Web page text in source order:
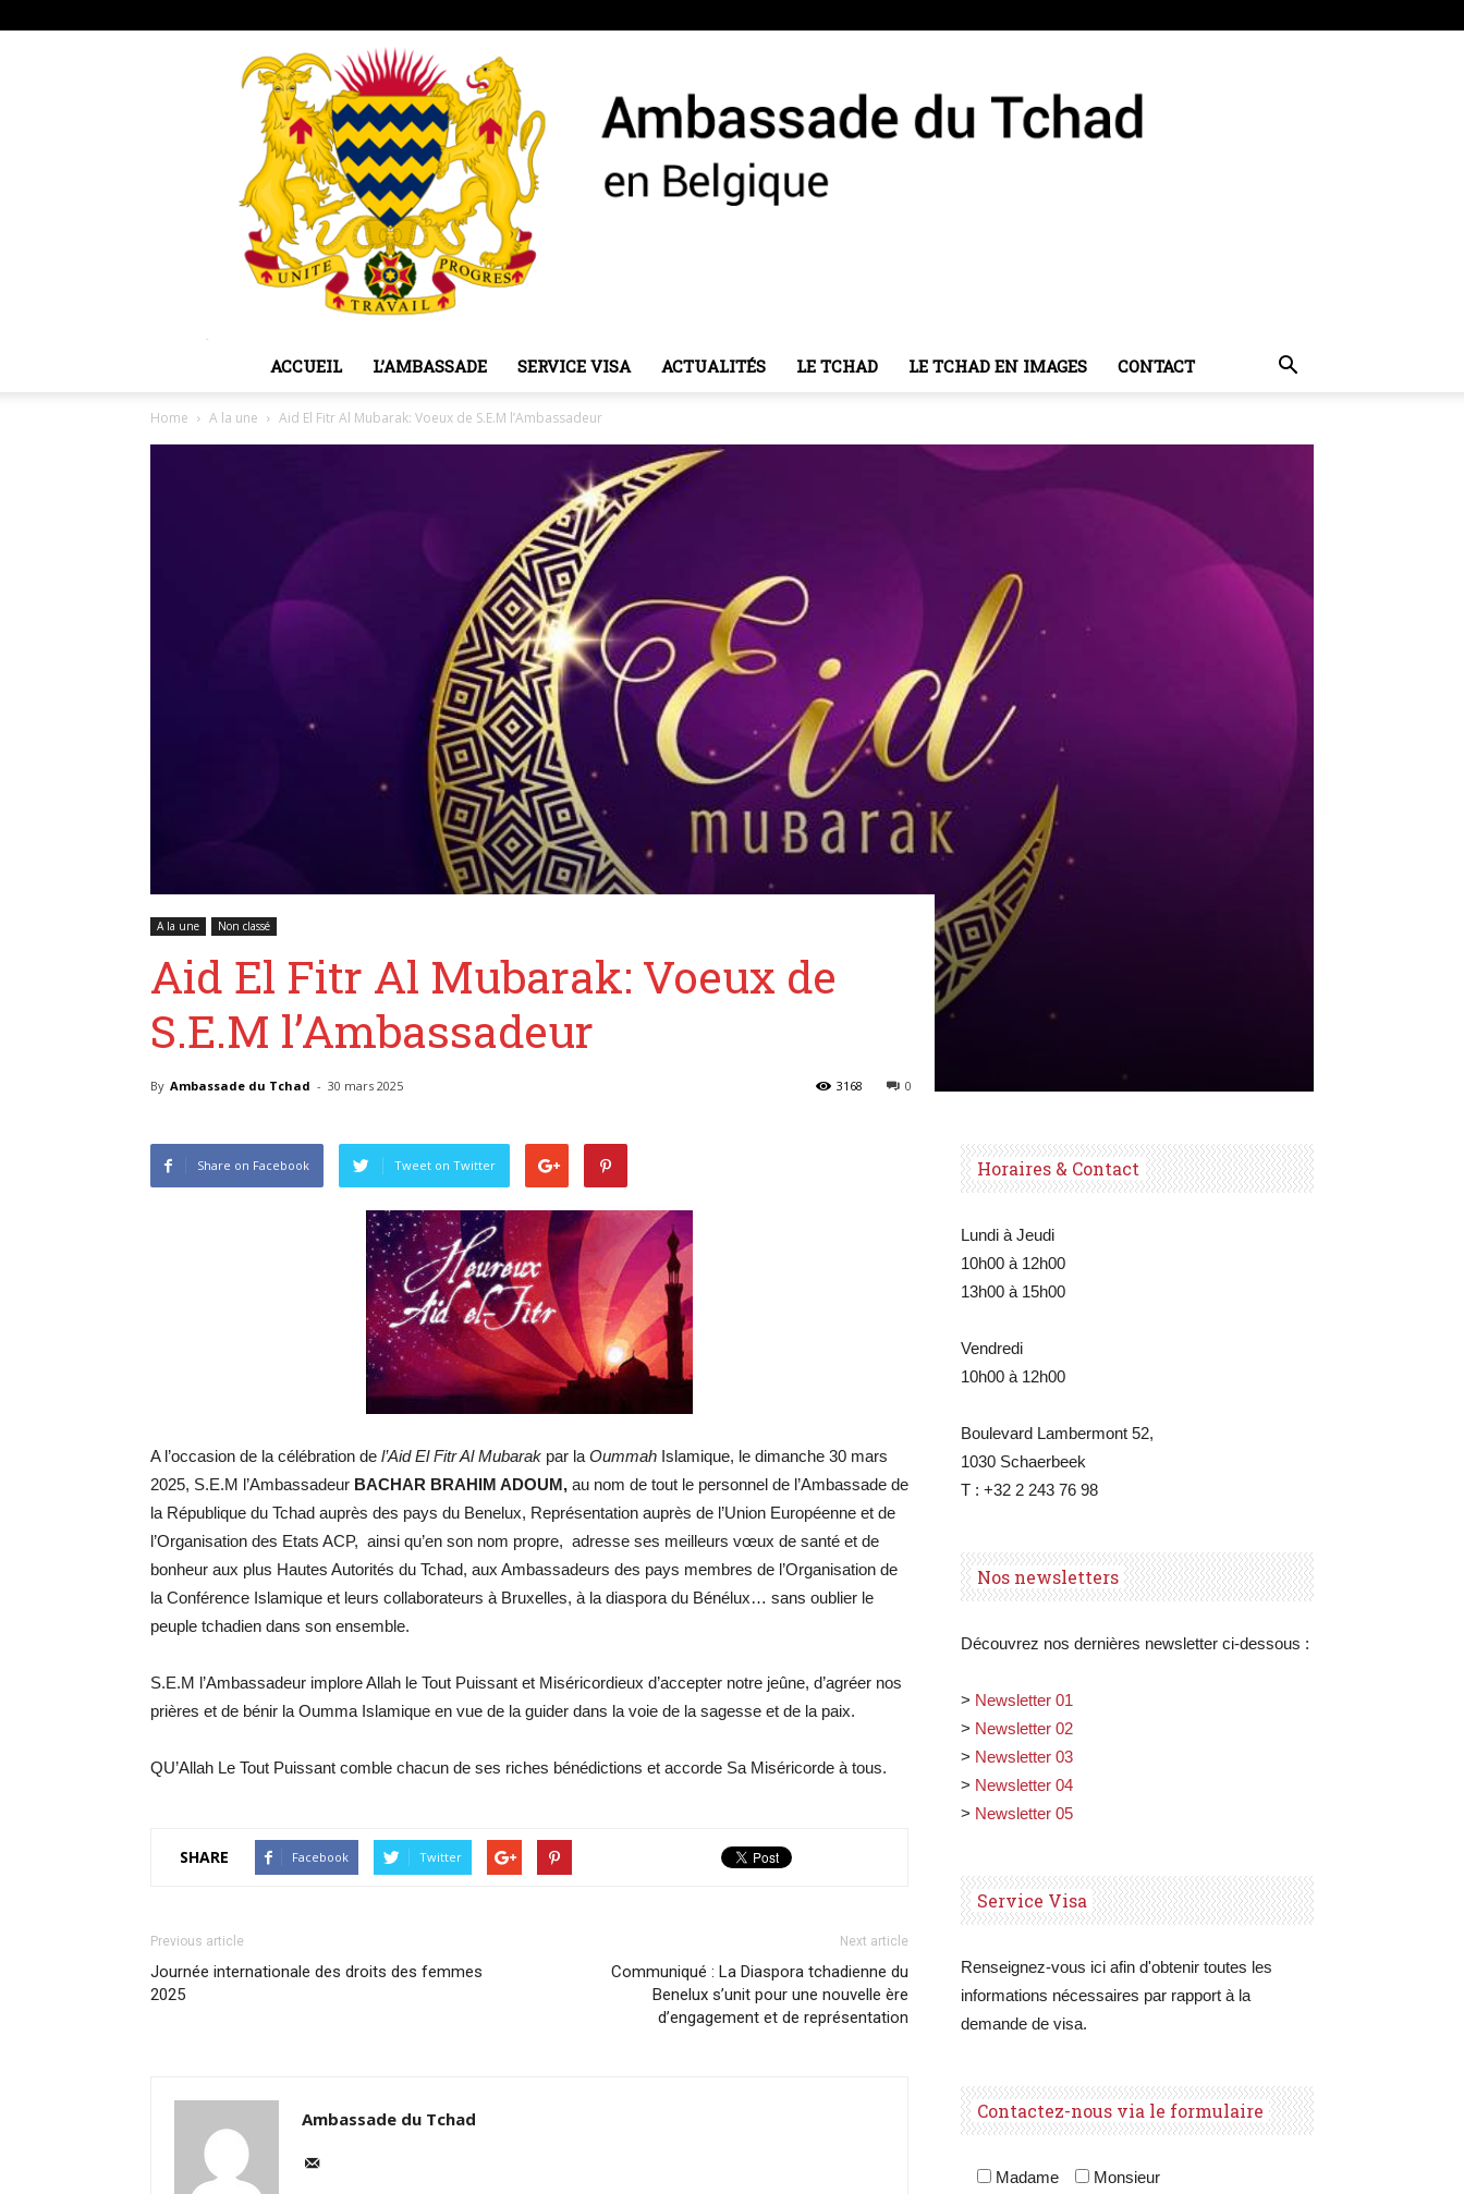
de
Belgique
ACCUEIL L’AMBASSADE SERVICE VISA ACTUALITÉS LE TCHAD LE TCHAD EN IMAGES CONTACT
Home A la une Aid El Fitr Al Mubarak: Voeux de S.E.M l’Ambassadeur
A la une Non classé
Aid El Fitr Al Mubarak: Voeux de
S.E.M l’Ambassadeur
By Ambassade du Tchad - 30 mars 2025 0
3168
Share on Facebook Tweet on Twitter
A l’occasion de la célébration de l’Aid El Fitr Al Mubarak par la Oummah Islamique, le dimanche 30 mars
2025, S.E.M l’Ambassadeur BACHAR BRAHIM ADOUM, au nom de tout le personnel de l’Ambassade de
la République du Tchad auprès des pays du Benelux, Représentation auprès de l’Union Européenne et de
l’Organisation des Etats ACP, ainsi qu’en son nom propre, adresse ses meilleurs vœux de santé et de
bonheur aux plus Hautes Autorités du Tchad, aux Ambassadeurs des pays membres de l’Organisation de
la Conférence Islamique et leurs collaborateurs à Bruxelles, à la diaspora du Bénélux… sans oublier le
peuple tchadien dans son ensemble.
S.E.M l’Ambassadeur implore Allah le Tout Puissant et Miséricordieux d’accepter notre jeûne, d’agréer nos
prières et de bénir la Oumma Islamique en vue de la guider dans la voie de la sagesse et de la paix.
QU’Allah Le Tout Puissant comble chacun de ses riches bénédictions et accorde Sa Miséricorde à tous.
SHARE Facebook Twitter
Previous article
Journée internationale des droits des femmes
2025
Next article
Communiqué : La Diaspora tchadienne du
Benelux s’unit pour une nouvelle ère
d’engagement et de représentation
Ambassade du Tchad
Horaires & Contact
Lundi à Jeudi
10h00 à 12h00
13h00 à 15h00
Vendredi
10h00 à 12h00
Boulevard Lambermont 52,
1030 Schaerbeek
T : +32 2 243 76 98
Nos newsletters
Découvrez nos dernières newsletter ci-dessous :
> Newsletter 01
> Newsletter 02
> Newsletter 03
> Newsletter 04
> Newsletter 05
Service Visa
Renseignez-vous ici afin d'obtenir toutes les
informations nécessaires par rapport à la
demande de visa.
Contactez-nous via le formulaire
Madame Monsieur